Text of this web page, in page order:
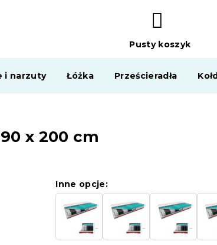
KOSZYK
Pusty koszyk
i narzuty Łóżka Prześcieradła
x 200 cm
Inne opcje: